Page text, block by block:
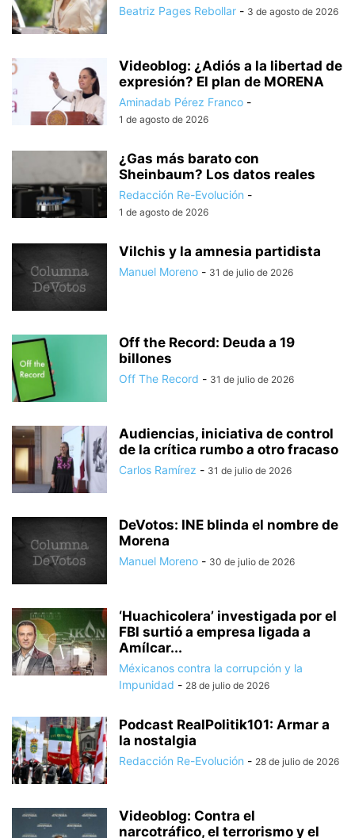
Beatriz Pages Rebollar - 3 de agosto de 2026
Videoblog: ¿Adiós a la libertad de
expresión? El plan de MORENA
Aminadab Pérez Franco -
1 de agosto de 2026
¿Gas más barato con
Sheinbaum? Los datos reales
Redacción Re-Evolución -
1 de agosto de 2026
Vilchis y la amnesia partidista
Manuel Moreno - 31 de julio de 2026
Off the Record: Deuda a 19
billones
Off The Record - 31 de julio de 2026
Audiencias, iniciativa de control
de la crítica rumbo a otro fracaso
Carlos Ramírez - 31 de julio de 2026
DeVotos: INE blinda el nombre de
Morena
Manuel Moreno - 30 de julio de 2026
‘Huachicolera’ investigada por el
FBI surtió a empresa ligada a
Amílcar...
Méxicanos contra la corrupción y la
Impunidad - 28 de julio de 2026
Podcast RealPolitik101: Armar a
la nostalgia
Redacción Re-Evolución - 28 de julio de 2026
Videoblog: Contra el
narcotráfico, el terrorismo y el